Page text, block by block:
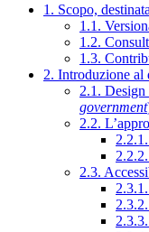
1. Scopo,
1.1.
1.2.
1.3.
2. Introduzione
2.1. Design
government
2.2.
2.3.